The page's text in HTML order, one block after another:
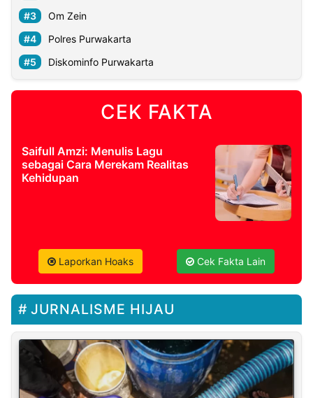
Om Zein
Polres Purwakarta
Diskominfo Purwakarta
CEK FAKTA
Saifull Amzi: Menulis Lagu
sebagai Cara Merekam Realitas
Kehidupan
Laporkan Hoaks Cek Fakta Lain
JURNALISME HIJAU